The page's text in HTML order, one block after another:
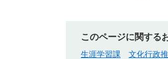
このページに関する
生涯学習課
文化行政